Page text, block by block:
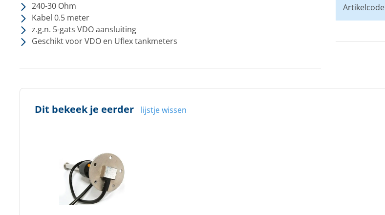
240-30 Ohm
Kabel 0.5 meter
z.g.n. 5-gats VDO aansluiting
Geschikt voor VDO en Uflex tankmeters
Artikelcode
Dit bekeek je eerder lijstje wissen